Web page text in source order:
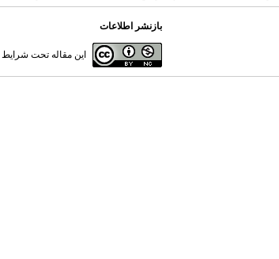
بازنشر اطلاعات
این مقاله تحت شرایط